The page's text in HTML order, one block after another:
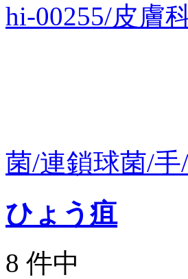
hi-00255/皮膚
菌/連鎖球菌/
ひょう疽
8 件中